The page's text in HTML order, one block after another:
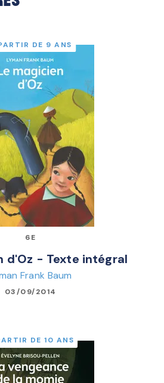
DE 9 ANS
6E
d'Oz - Texte intégral
Frank Baum
03/09/2014
DE 10 ANS